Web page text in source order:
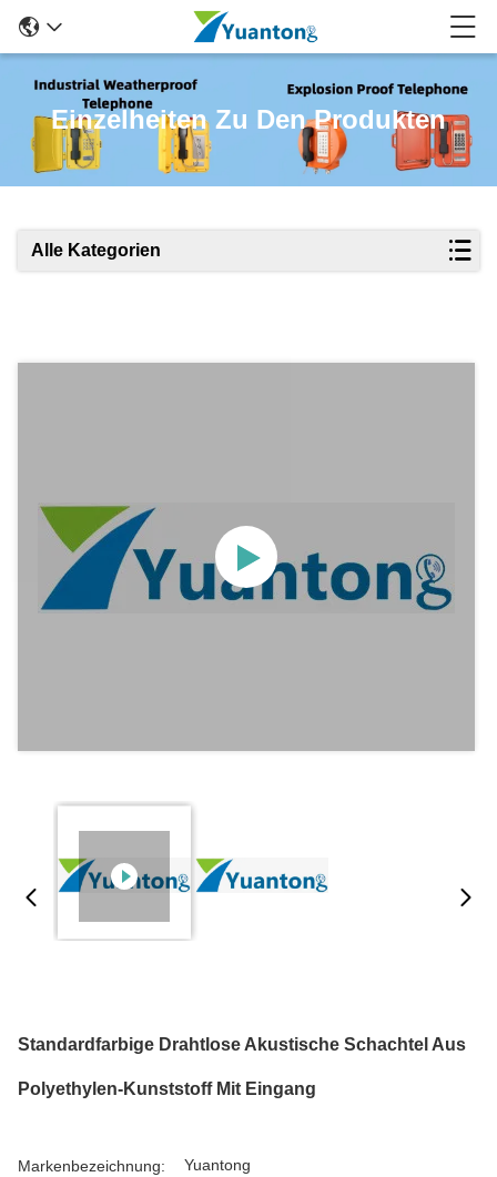
Einzelheiten Zu Den Produkten
Alle Kategorien
Standardfarbige Drahtlose Akustische Schachtel Aus
Polyethylen-Kunststoff Mit Eingang
Markenbezeichnung: Yuantong